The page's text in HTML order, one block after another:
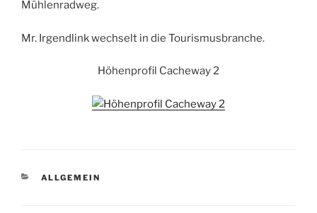
Mühlenradweg.
Mr. Irgendlink wechselt in die Tourismusbranche.
Höhenprofil Cacheway 2
KATEGORIEN
ALLGEMEIN